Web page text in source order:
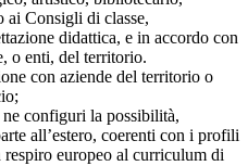
ai Consigli di classe,
didattica, e in accordo con
o enti, del territorio.
con aziende del territorio o
configuri la possibilità,
all’estero, coerenti con i profili
europeo al curriculum di